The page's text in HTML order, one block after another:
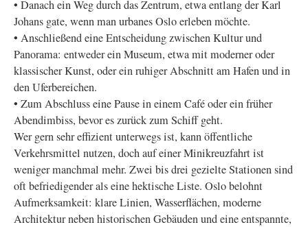
• Danach ein Weg durch das Zentrum, etwa entlang der Karl
Johans gate, wenn man urbanes Oslo erleben möchte.
• Anschließend eine Entscheidung zwischen Kultur und
Panorama: entweder ein Museum, etwa mit moderner oder
klassischer Kunst, oder ein ruhiger Abschnitt am Hafen und in
den Uferbereichen.
• Zum Abschluss eine Pause in einem Café oder ein früher
Abendimbiss, bevor es zurück zum Schiff geht.
Wer gern sehr effizient unterwegs ist, kann öffentliche
Verkehrsmittel nutzen, doch auf einer Minikreuzfahrt ist
weniger manchmal mehr. Zwei bis drei gezielte Stationen sind
oft befriedigender als eine hektische Liste. Oslo belohnt
Aufmerksamkeit: klare Linien, Wasserflächen, moderne
Architektur neben historischen Gebäuden und eine entspannte,